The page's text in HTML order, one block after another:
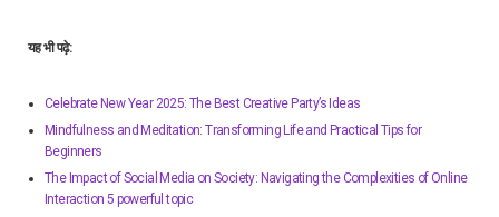
यह भी पढ़े:
Celebrate New Year 2025: The Best Creative Party’s Ideas
Mindfulness and Meditation: Transforming Life and Practical Tips for
Beginners
The Impact of Social Media on Society: Navigating the Complexities of Online
Interaction 5 powerful topic